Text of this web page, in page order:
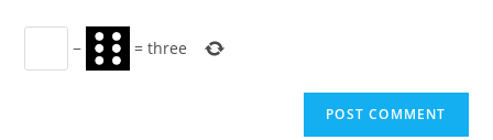
− =three